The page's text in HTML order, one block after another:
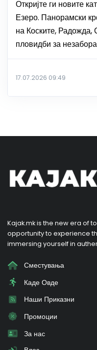
Откријте ги новите
Езеро. Панорамски
на Коските, Радожда,
пловидби за
17.07.2026 09:49
Kajak.mk is the new era of
opportunity to experience
immersing yourself in
Сместувања
Каде Овде
Наши Приказни
Промоции
За нас